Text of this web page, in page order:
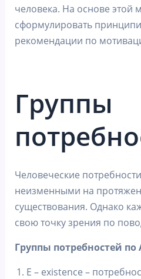
человека. На основе этой
сформулировать
рекомендации по
Группы
Человеческие
неизменными на
существования. Однако
свою точку зрения по
Группы потребностей по
E – existence –